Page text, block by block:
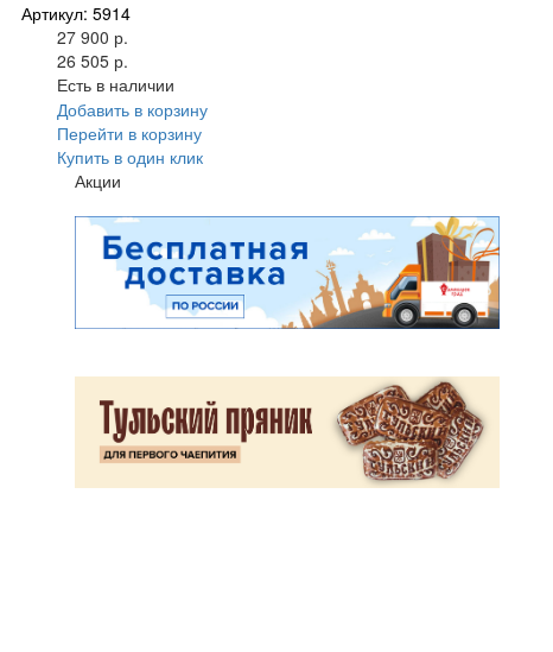
Артикул: 5914
27 900 р.
26 505 р.
Есть в наличии
Добавить в корзину
Перейти в корзину
Купить в один клик
Акции